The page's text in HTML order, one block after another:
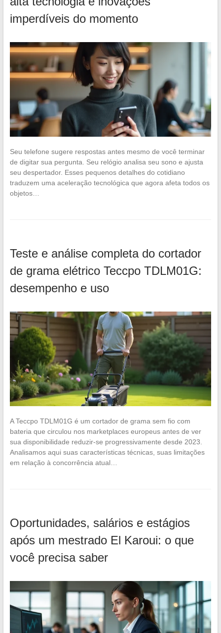
imperdíveis do momento
Seu telefone sugere respostas antes mesmo de você terminar
de digitar sua pergunta. Seu relógio analisa seu sono e ajusta
seu despertador. Esses pequenos detalhes do cotidiano
traduzem uma aceleração tecnológica que agora afeta todos os
objetos…
Teste e análise completa do cortador
de grama elétrico Teccpo TDLM01G:
desempenho e uso
A Teccpo TDLM01G é um cortador de grama sem fio com
bateria que circulou nos marketplaces europeus antes de ver
sua disponibilidade reduzir-se progressivamente desde 2023.
Analisamos aqui suas características técnicas, suas limitações
em relação à concorrência atual…
Oportunidades, salários e estágios
após um mestrado El Karoui: o que
você precisa saber